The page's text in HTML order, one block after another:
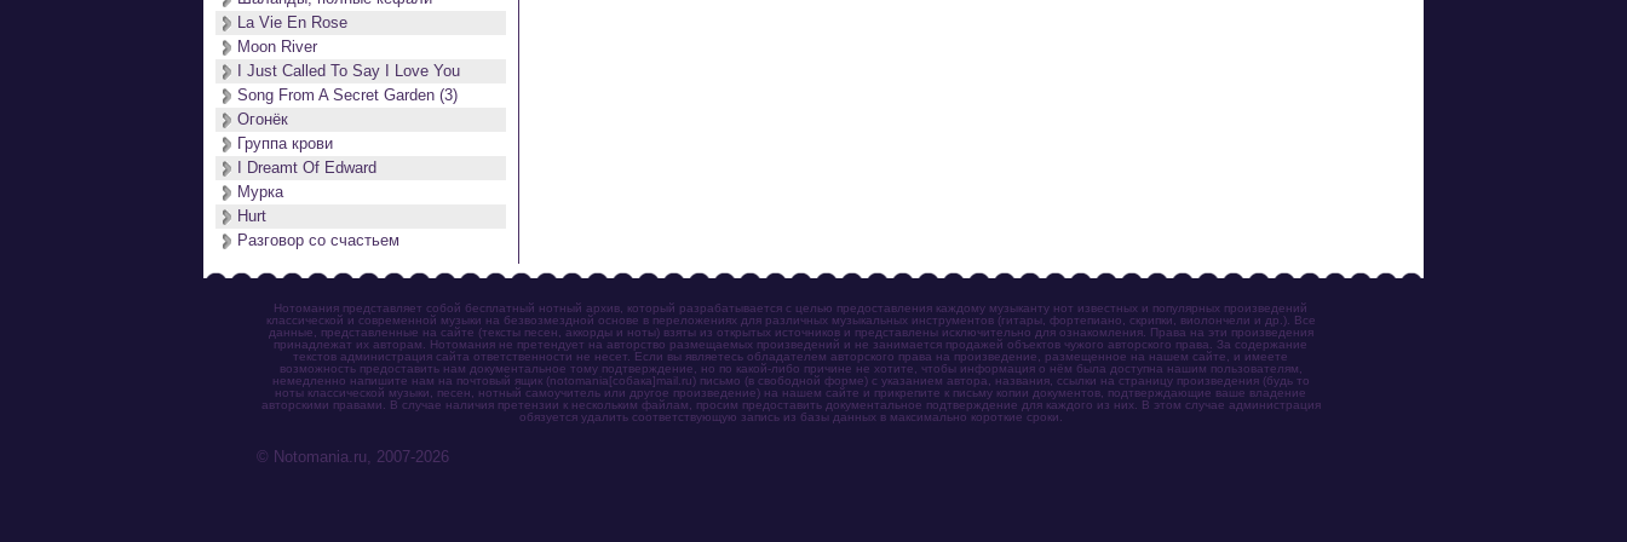
La Vie En Rose
Moon River
I Just Called To Say I Love You
Song From A Secret Garden (3)
Огонёк
Группа крови
I Dreamt Of Edward
Мурка
Hurt
Разговор со счастьем
Нотомания представляет собой бесплатный нотный архив, который разрабатывается с целью предоставления каждому музыканту нот известных и популярных произведений
классической и современной музыки на безвозмездной основе в переложениях для различных музыкальных инструментов (гитары, фортепиано, скрипки, виолончели и др.). Все
данные, представленные на сайте (тексты песен, аккорды и ноты) взяты из открытых источников и представлены исключительно для ознакомления. Права на эти произведения
принадлежат их авторам. Нотомания не претендует на авторство размещаемых произведений и не занимается продажей объектов чужого авторского права. За содержание
текстов администрация сайта ответственности не несет. Если вы являетесь обладателем авторского права на произведение, размещенное на нашем сайте, и имеете
возможность предоставить нам документальное тому подтверждение, но по какой-либо причине не хотите, чтобы информация о нём была доступна нашим пользователям,
немедленно напишите нам на почтовый ящик (notomania[собака]mail.ru) письмо (в свободной форме) с указанием автора, названия, ссылки на страницу произведения (будь то
ноты классической музыки, песен, нотный самоучитель или другое произведение) на нашем сайте и прикрепите к письму копии документов, подтверждающие ваше владение
авторскими правами. В случае наличия претензии к нескольким файлам, просим предоставить документальное подтверждение для каждого из них. В этом случае администрация
обязуется удалить соответствующую запись из базы данных в максимально короткие сроки.
© Notomania.ru, 2007-2026